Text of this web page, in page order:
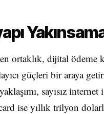
ortaklık, dijital ödeme
güçleri bir araya
sayısız
ise yıllık trilyon